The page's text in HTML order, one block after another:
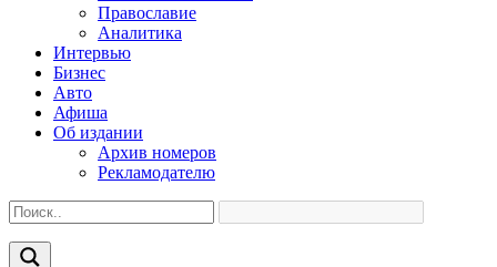
Православие
Аналитика
Интервью
Бизнес
Авто
Афиша
Об издании
Архив номеров
Рекламодателю